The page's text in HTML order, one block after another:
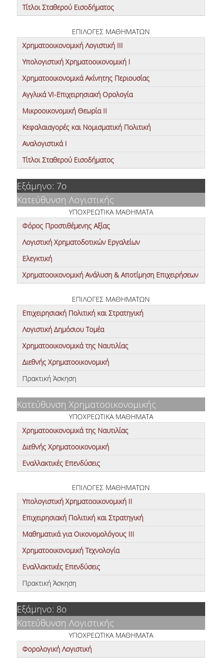
Τίτλοι Σταθερού Εισοδήματος
ΕΠΙΛΟΓΕΣ ΜΑΘΗΜΑΤΩΝ
Χρηματοοικονομική Λογιστική ΙΙΙ
Υπολογιστική Χρηματοοικονομική Ι
Χρηματοοικονομικά Ακίνητης Περιουσίας
Αγγλικά VI-Επιχειρησιακή Ορολογία
Μικροοικονομική Θεωρία ΙΙ
Κεφαλαιαγορές και Νομισματική Πολιτική
Αναλογιστικά Ι
Τίτλοι Σταθερού Εισοδήματος
Εξάμηνο: 7ο
Κατεύθυνση Λογιστικής
ΥΠΟΧΡΕΩΤΙΚΑ ΜΑΘΗΜΑΤΑ
Φόρος Προστιθέμενης Αξίας
Λογιστική Χρηματοδοτικών Εργαλείων
Ελεγκτική
Χρηματοοικονομική Ανάλυση & Αποτίμηση Επιχειρήσεων
ΕΠΙΛΟΓΕΣ ΜΑΘΗΜΑΤΩΝ
Επιχειρησιακή Πολιτική και Στρατηγική
Λογιστική Δημόσιου Τομέα
Χρηματοοικονομικά της Ναυτιλίας
Διεθνής Χρηματοοικονομική
Πρακτική Άσκηση
Κατεύθυνση Χρηματοοικονομικής
ΥΠΟΧΡΕΩΤΙΚΑ ΜΑΘΗΜΑΤΑ
Χρηματοοικονομικά της Ναυτιλίας
Διεθνής Χρηματοοικονομική
Εναλλακτικές Επενδύσεις
ΕΠΙΛΟΓΕΣ ΜΑΘΗΜΑΤΩΝ
Υπολογιστική Χρηματοοικονομική ΙΙ
Επιχειρησιακή Πολιτική και Στρατηγική
Μαθηματικά για Οικονομολόγους ΙΙΙ
Χρηματοοικονομική Τεχνολογία
Εναλλακτικές Επενδύσεις
Πρακτική Άσκηση
Εξάμηνο: 8ο
Κατεύθυνση Λογιστικής
ΥΠΟΧΡΕΩΤΙΚΑ ΜΑΘΗΜΑΤΑ
Φορολογική Λογιστική